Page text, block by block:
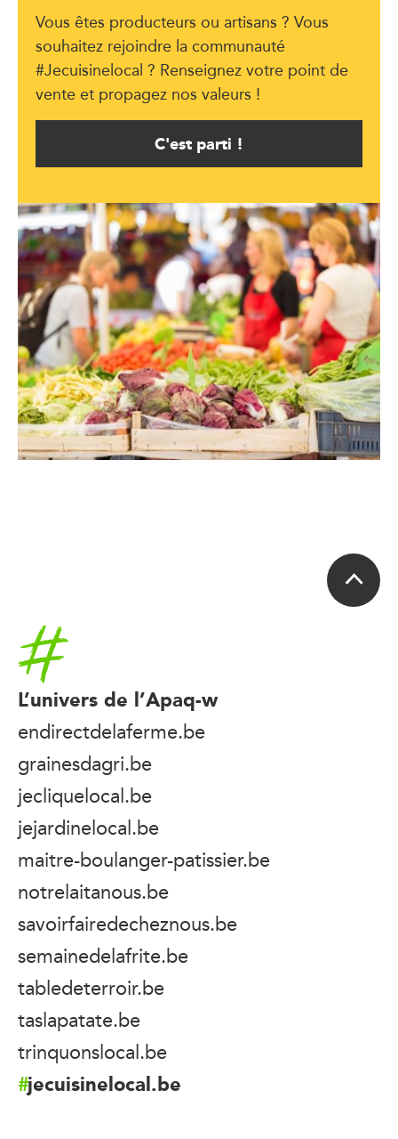
Vous êtes producteurs ou artisans ? Vous
souhaitez rejoindre la communauté
#Jecuisinelocal ? Renseignez votre point de
vente et propagez nos valeurs !
C'est parti !
Accueil
L’univers de l’Apaq-w
endirectdelaferme.be
grainesdagri.be
jecliquelocal.be
jejardinelocal.be
maitre-boulanger-patissier.be
notrelaitanous.be
savoirfairedecheznous.be
semainedelafrite.be
tabledeterroir.be
taslapatate.be
trinquonslocal.be
jecuisinelocal.be